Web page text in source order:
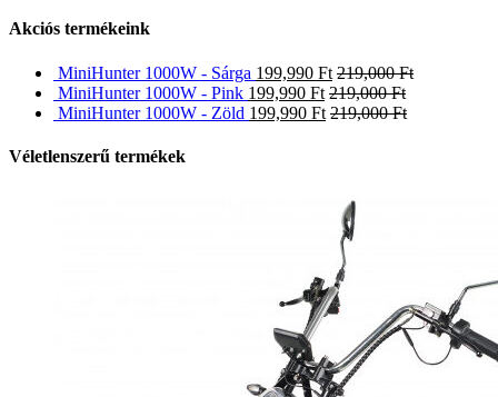
Akciós termékeink
MiniHunter 1000W - Sárga 199,990 Ft 219,000Ft
MiniHunter 1000W - Pink 199,990 Ft 219,000Ft
MiniHunter 1000W - Zöld 199,990 Ft 219,000Ft
Véletlenszerű termékek